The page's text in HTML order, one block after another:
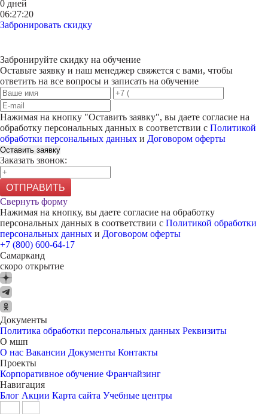
0 дней
06:27:20
Забронировать скидку
Забронируйте скидку на обучение
Оставьте заявку и наш менеджер свяжется с вами, чтобы
ответить на все вопросы и записать на обучение
Нажимая на кнопку "Оставить заявку", вы даете согласие на
обработку персональных данных в соответствии с Политикой
обработки персональных данных и Договором оферты
Оставить заявку
Заказать звонок:
ОТПРАВИТЬ
Свернуть форму
Нажимая на кнопку, вы даете согласие на обработку
персональных данных в соответствии с Политикой обработки
персональных данных и Договором оферты
+7 (800) 600-64-17
Самарканд
скоро открытие
Документы
Политика обработки персональных данных Реквизиты
О мшп
О нас Вакансии Документы Контакты
Проекты
Корпоративное обучение Франчайзинг
Навигация
Блог Акции Карта сайта Учебные центры